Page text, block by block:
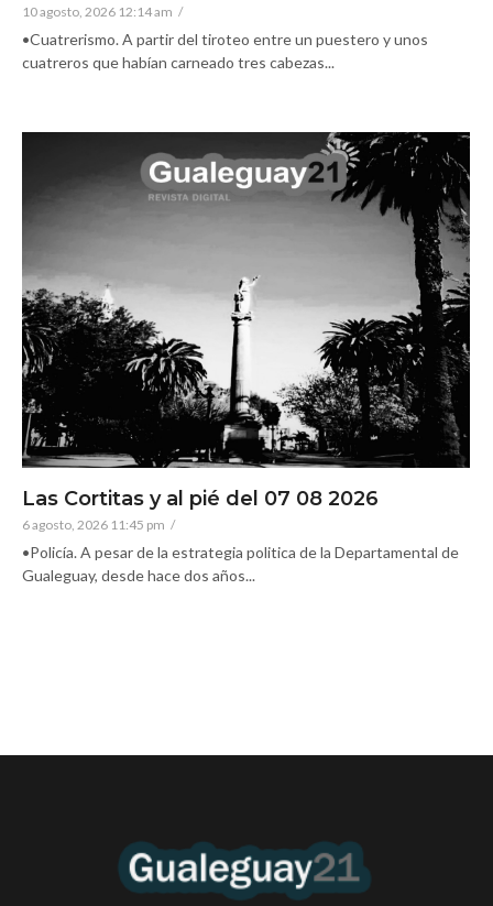
10 agosto, 2026 12:14 am /
•Cuatrerismo. A partir del tiroteo entre un puestero y unos
cuatreros que habían carneado tres cabezas...
Las Cortitas y al pié del 07 08 2026
6 agosto, 2026 11:45 pm /
•Policía. A pesar de la estrategia politica de la Departamental de
Gualeguay, desde hace dos años...